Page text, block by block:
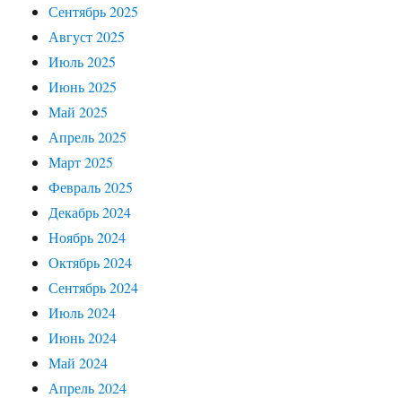
Сентябрь 2025
Август 2025
Июль 2025
Июнь 2025
Май 2025
Апрель 2025
Март 2025
Февраль 2025
Декабрь 2024
Ноябрь 2024
Октябрь 2024
Сентябрь 2024
Июль 2024
Июнь 2024
Май 2024
Апрель 2024